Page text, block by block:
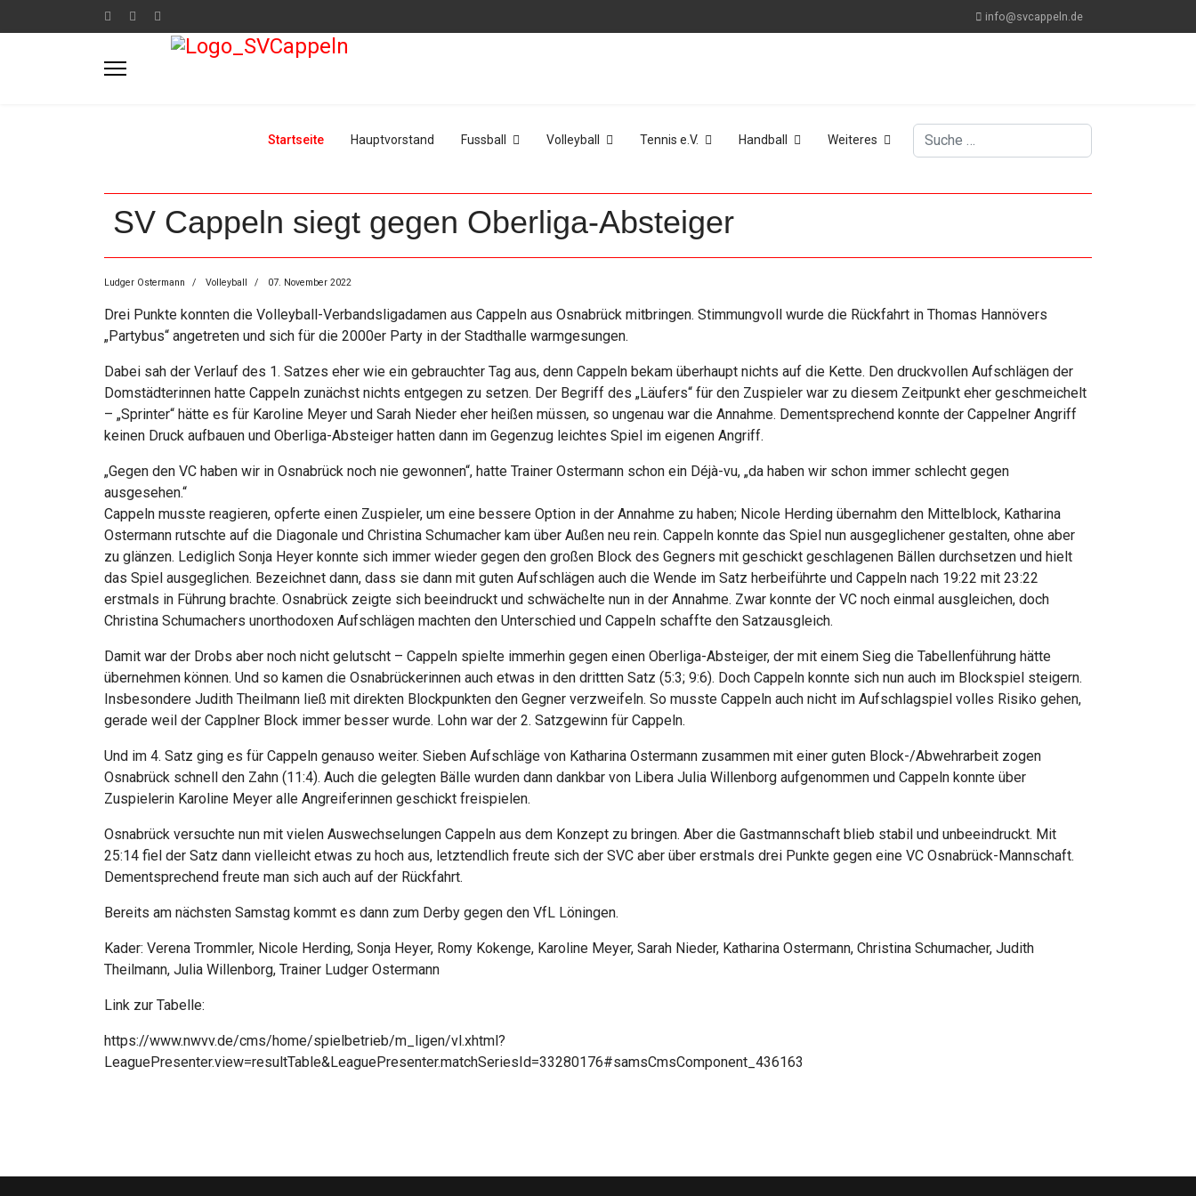
info@svcappeln.de
Startseite Hauptvorstand Fussball Volleyball Tennis e.V. Handball Weiteres Suchen
SV Cappeln siegt gegen Oberliga-Absteiger
Ludger Ostermann Volleyball 07. November 2022
Drei Punkte konnten die Volleyball-Verbandsligadamen aus Cappeln aus Osnabrück mitbringen. Stimmungvoll wurde die Rückfahrt in Thomas Hannövers
„Partybus“ angetreten und sich für die 2000er Party in der Stadthalle warmgesungen.
Dabei sah der Verlauf des 1. Satzes eher wie ein gebrauchter Tag aus, denn Cappeln bekam überhaupt nichts auf die Kette. Den druckvollen Aufschlägen der
Domstädterinnen hatte Cappeln zunächst nichts entgegen zu setzen. Der Begriff des „Läufers“ für den Zuspieler war zu diesem Zeitpunkt eher geschmeichelt
– „Sprinter“ hätte es für Karoline Meyer und Sarah Nieder eher heißen müssen, so ungenau war die Annahme. Dementsprechend konnte der Cappelner Angriff
keinen Druck aufbauen und Oberliga-Absteiger hatten dann im Gegenzug leichtes Spiel im eigenen Angriff.
„Gegen den VC haben wir in Osnabrück noch nie gewonnen“, hatte Trainer Ostermann schon ein Déjà-vu, „da haben wir schon immer schlecht gegen
ausgesehen.“
Cappeln musste reagieren, opferte einen Zuspieler, um eine bessere Option in der Annahme zu haben; Nicole Herding übernahm den Mittelblock, Katharina
Ostermann rutschte auf die Diagonale und Christina Schumacher kam über Außen neu rein. Cappeln konnte das Spiel nun ausgeglichener gestalten, ohne aber
zu glänzen. Lediglich Sonja Heyer konnte sich immer wieder gegen den großen Block des Gegners mit geschickt geschlagenen Bällen durchsetzen und hielt
das Spiel ausgeglichen. Bezeichnet dann, dass sie dann mit guten Aufschlägen auch die Wende im Satz herbeiführte und Cappeln nach 19:22 mit 23:22
erstmals in Führung brachte. Osnabrück zeigte sich beeindruckt und schwächelte nun in der Annahme. Zwar konnte der VC noch einmal ausgleichen, doch
Christina Schumachers unorthodoxen Aufschlägen machten den Unterschied und Cappeln schaffte den Satzausgleich.
Damit war der Drobs aber noch nicht gelutscht – Cappeln spielte immerhin gegen einen Oberliga-Absteiger, der mit einem Sieg die Tabellenführung hätte
übernehmen können. Und so kamen die Osnabrückerinnen auch etwas in den drittten Satz (5:3; 9:6). Doch Cappeln konnte sich nun auch im Blockspiel steigern.
Insbesondere Judith Theilmann ließ mit direkten Blockpunkten den Gegner verzweifeln. So musste Cappeln auch nicht im Aufschlagspiel volles Risiko gehen,
gerade weil der Capplner Block immer besser wurde. Lohn war der 2. Satzgewinn für Cappeln.
Und im 4. Satz ging es für Cappeln genauso weiter. Sieben Aufschläge von Katharina Ostermann zusammen mit einer guten Block-/Abwehrarbeit zogen
Osnabrück schnell den Zahn (11:4). Auch die gelegten Bälle wurden dann dankbar von Libera Julia Willenborg aufgenommen und Cappeln konnte über
Zuspielerin Karoline Meyer alle Angreiferinnen geschickt freispielen.
Osnabrück versuchte nun mit vielen Auswechselungen Cappeln aus dem Konzept zu bringen. Aber die Gastmannschaft blieb stabil und unbeeindruckt. Mit
25:14 fiel der Satz dann vielleicht etwas zu hoch aus, letztendlich freute sich der SVC aber über erstmals drei Punkte gegen eine VC Osnabrück-Mannschaft.
Dementsprechend freute man sich auch auf der Rückfahrt.
Bereits am nächsten Samstag kommt es dann zum Derby gegen den VfL Löningen.
Kader: Verena Trommler, Nicole Herding, Sonja Heyer, Romy Kokenge, Karoline Meyer, Sarah Nieder, Katharina Ostermann, Christina Schumacher, Judith
Theilmann, Julia Willenborg, Trainer Ludger Ostermann
Link zur Tabelle:
https://www.nwvv.de/cms/home/spielbetrieb/m_ligen/vl.xhtml?
LeaguePresenter.view=resultTable&LeaguePresenter.matchSeriesId=33280176#samsCmsComponent_436163